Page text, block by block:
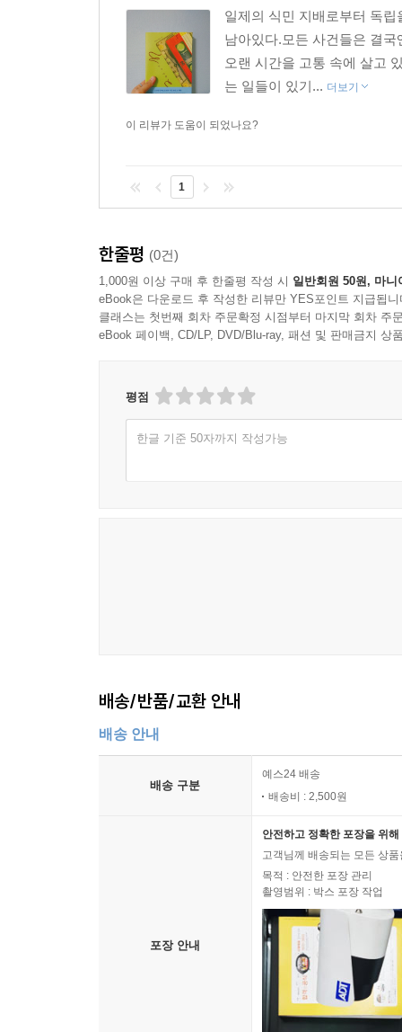
일제의 식민 지배로부터 독
남아있다.모든 사건들은 결
오랜 시간을 고통 속에 살고
는 일들이 있기... 더보기
이 리뷰가 도움이 되었나요?
1
한줄평 (0건)
1,000원 이상 구매 후 한줄평 작성 시 일반회원 50원, 마니
eBook은 다운로드 후 작성한 리뷰만 YES포인트 지급됩니
클래스는 첫번째 회차 주문확정 시점부터 마지막 회차 주
eBook 페이백, CD/LP, DVD/Blu-ray, 패션 및 판매금지 상
평점
한글 기준 50자까지 작성가능
배송/반품/교환 안내
배송 안내
배송 구분
예스24 배송
배송비 : 2,500원
포장 안내
안전하고 정확한 포장을 위
고객님께 배송되는 모든 상
목적 : 안전한 포장 관리
촬영범위 : 박스 포장 작업